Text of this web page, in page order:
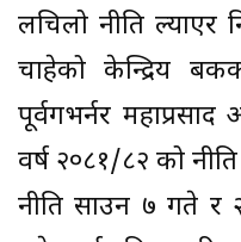
लचिलो नीति ल्याएर
चाहेको केन्द्रिय
पूर्वगभर्नर
वर्ष २०८१/८२ को
नीति साउन ७ गते र